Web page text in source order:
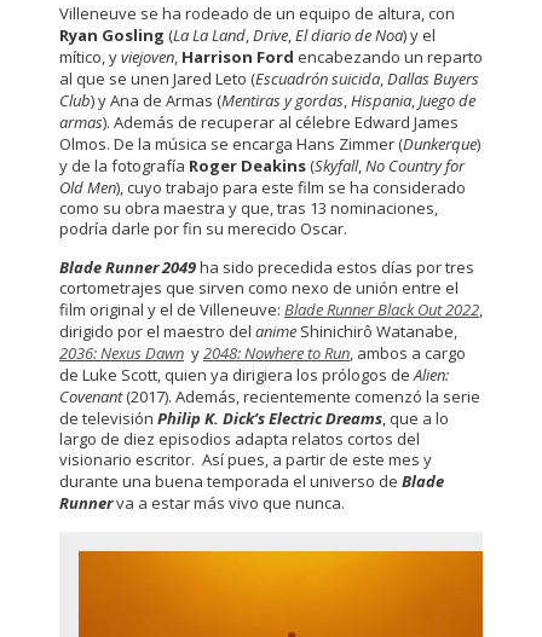
Villeneuve se ha rodeado de un equipo de altura, con
Ryan Gosling (La La Land,Drive,El diario de Noa) y el
mítico, yviejoven, Harrison Ford encabezando un reparto
al que se unen Jared Leto (Escuadrón suicida,Dallas Buyers
Club) y Ana de Armas (Mentiras y gordas,Hispania,Juego de
armas). Además de recuperar al célebre Edward James
Olmos. De la música se encarga Hans Zimmer (Dunkerque)
y de la fotografía Roger Deakins (Skyfall,No Country for
Old Men), cuyo trabajo para este film se ha considerado
como su obra maestra y que, tras 13 nominaciones,
podría darle por fin su merecido Oscar.
Blade Runner 2049ha sido precedida estos días por tres
cortometrajes que sirven como nexo de unión entre el
film original y el de Villeneuve: Blade Runner Black Out 2022,
dirigido por el maestro del anime Shinichirô Watanabe,
2036: Nexus Dawn y2048: Nowhere to Run, ambos a cargo
de Luke Scott, quien ya dirigiera los prólogos deAlien:
Covenant(2017). Además, recientemente comenzó la serie
de televisión Philip K. Dick’s Electric Dreams, que a lo
largo de diez episodios adapta relatos cortos del
visionario escritor. Así pues, a partir de este mes y
durante una buena temporada el universo de Blade
Runnerva a estar más vivo que nunca.